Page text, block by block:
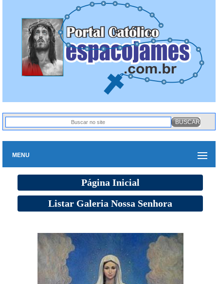
MENU
Página Inicial
Listar Galeria Nossa Senhora